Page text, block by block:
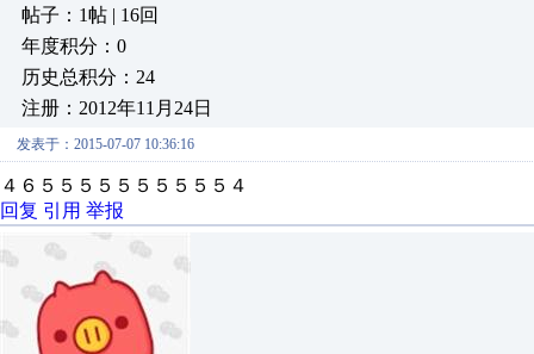
帖子：1帖 | 16回
年度积分：0
历史总积分：24
注册：2012年11月24日
发表于：2015-07-07 10:36:16
４６５５５５５５５５５５４
回复 引用 举报